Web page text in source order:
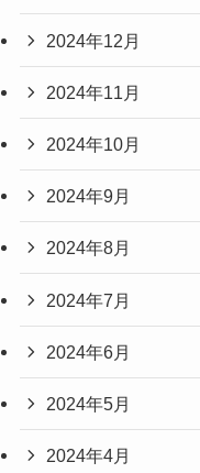
2024年12月
2024年11月
2024年10月
2024年9月
2024年8月
2024年7月
2024年6月
2024年5月
2024年4月